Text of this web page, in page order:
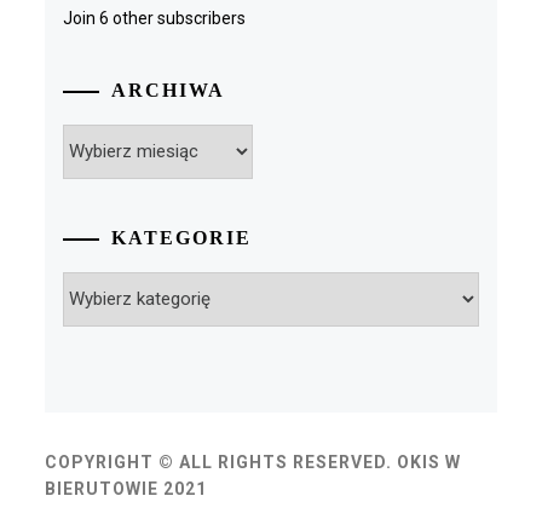
Join 6 other subscribers
ARCHIWA
KATEGORIE
COPYRIGHT © ALL RIGHTS RESERVED. OKIS W
BIERUTOWIE 2021